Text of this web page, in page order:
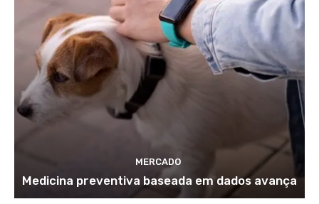
MERCADO
Medicina preventiva baseada em dados avança